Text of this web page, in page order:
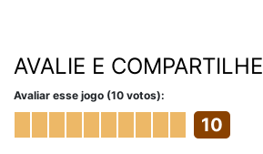
AVALIE E COMPARTILHE
Avaliar esse jogo (10 votos):
10